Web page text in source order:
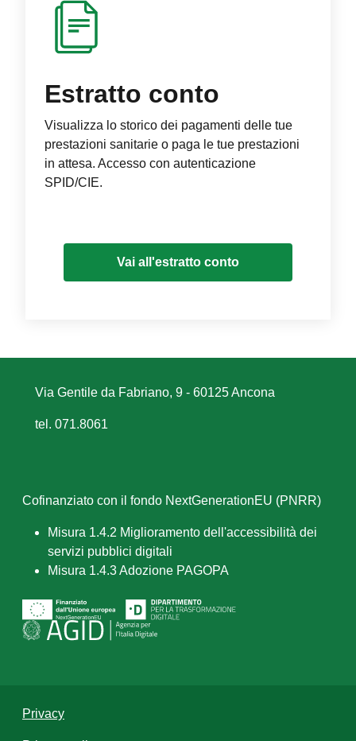
Estratto conto
Visualizza lo storico dei pagamenti delle tue
prestazioni sanitarie o paga le tue prestazioni
in attesa. Accesso con autenticazione
SPID/CIE.
Vai all'estratto conto
Via Gentile da Fabriano, 9 - 60125 Ancona
tel. 071.8061
Cofinanziato con il fondo NextGenerationEU (PNRR)
Misura 1.4.2 Miglioramento dell'accessibilità dei
servizi pubblici digitali
Misura 1.4.3 Adozione PAGOPA
Privacy